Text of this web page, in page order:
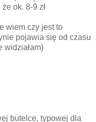
ok. 8-9 zł
wiem czy jest to
pojawia się od czasu
widziałam)
butelce, typowej dla